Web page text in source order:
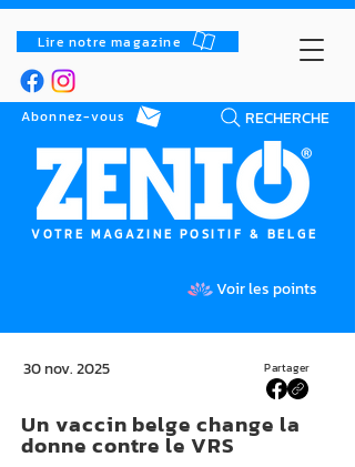
Lire notre magazine
RECHERCHE
Abonnez-vous
VOTRE MAGAZINE POSITIF & BELGE
Voir les points
Partager
30 nov. 2025
Un vaccin belge change la
donne contre le VRS